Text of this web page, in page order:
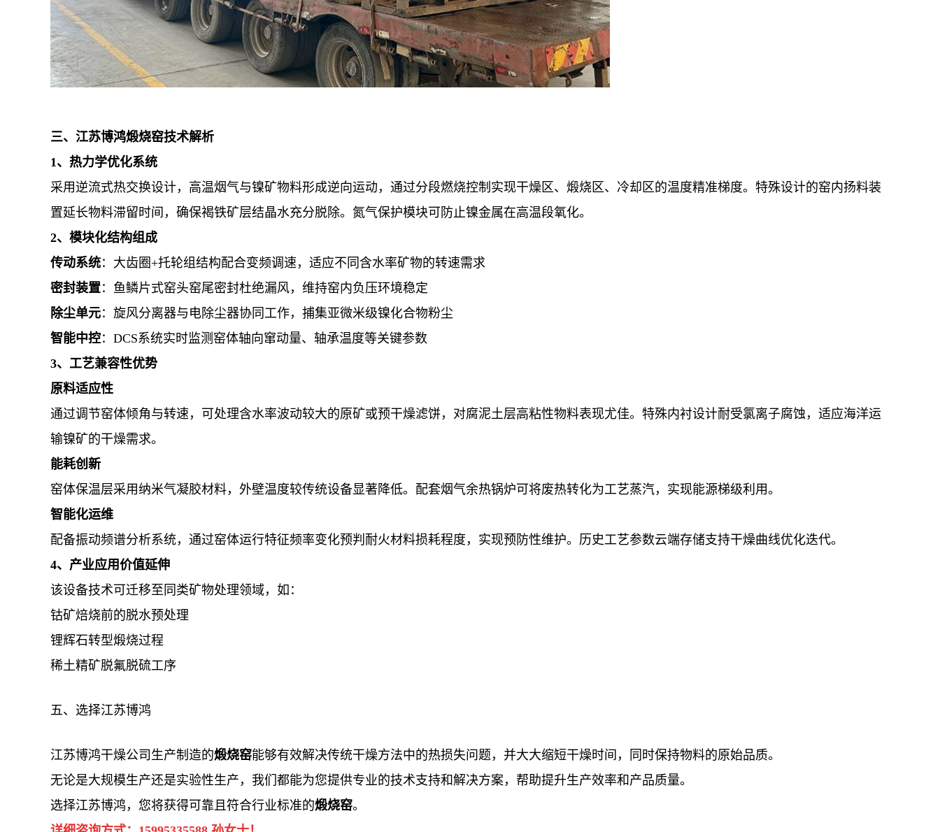
三、江苏博鸿煅烧窑技术解析
1、热力学优化系统
采用逆流式热交换设计，高温烟气与镍矿物料形成逆向运动，通过分段燃烧控制实现干燥区、煅烧区、冷却区的温度精准梯度。特殊设计的窑内扬料装
置延长物料滞留时间，确保褐铁矿层结晶水充分脱除。氮气保护模块可防止镍金属在高温段氧化。
2、模块化结构组成
传动系统：大齿圈+托轮组结构配合变频调速，适应不同含水率矿物的转速需求
密封装置：鱼鳞片式窑头窑尾密封杜绝漏风，维持窑内负压环境稳定
除尘单元：旋风分离器与电除尘器协同工作，捕集亚微米级镍化合物粉尘
智能中控：DCS系统实时监测窑体轴向窜动量、轴承温度等关键参数
3、工艺兼容性优势
原料适应性
通过调节窑体倾角与转速，可处理含水率波动较大的原矿或预干燥滤饼，对腐泥土层高粘性物料表现尤佳。特殊内衬设计耐受氯离子腐蚀，适应海洋运
输镍矿的干燥需求。
能耗创新
窑体保温层采用纳米气凝胶材料，外壁温度较传统设备显著降低。配套烟气余热锅炉可将废热转化为工艺蒸汽，实现能源梯级利用。
智能化运维
配备振动频谱分析系统，通过窑体运行特征频率变化预判耐火材料损耗程度，实现预防性维护。历史工艺参数云端存储支持干燥曲线优化迭代。
4、产业应用价值延伸
该设备技术可迁移至同类矿物处理领域，如：
钴矿焙烧前的脱水预处理
锂辉石转型煅烧过程
稀土精矿脱氟脱硫工序
五、选择江苏博鸿
江苏博鸿干燥公司生产制造的煅烧窑能够有效解决传统干燥方法中的热损失问题，并大大缩短干燥时间，同时保持物料的原始品质。
无论是大规模生产还是实验性生产，我们都能为您提供专业的技术支持和解决方案，帮助提升生产效率和产品质量。
选择江苏博鸿，您将获得可靠且符合行业标准的煅烧窑。